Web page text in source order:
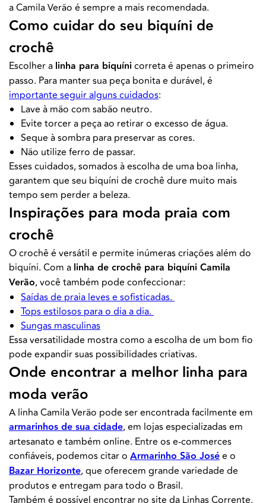
a Camila Verão é sempre a mais recomendada.
Como cuidar do seu biquíni de
crochê
Escolher a linha para biquínicorreta é apenas o primeiro
passo. Para manter sua peça bonita e durável, é
importante seguir alguns cuidados:
Lave à mão com sabão neutro.
Evite torcer a peça ao retirar o excesso de água.
Seque à sombra para preservar as cores.
Não utilize ferro de passar.
Esses cuidados, somados à escolha de uma boa linha,
garantem que seu biquíni de crochê dure muito mais
tempo sem perder a beleza.
Inspirações para moda praia com
crochê
O crochê é versátil e permite inúmeras criações além do
biquíni. Com a linha de crochê para biquíni Camila
Verão, você também pode confeccionar:
Saídas de praia leves e sofisticadas.
Tops estilosos para o dia a dia.
Sungas masculinas
Essa versatilidade mostra como a escolha de um bom fio
pode expandir suas possibilidades criativas.
Onde encontrar a melhor linha para
moda verão
A linha Camila Verão pode ser encontrada facilmente em
armarinhos de sua cidade, em lojas especializadas em
artesanato e também online. Entre os e-commerces
confiáveis, podemos citar o Armarinho São Josée o
Bazar Horizonte, que oferecem grande variedade de
produtos e entregam para todo o Brasil.
Também é possível encontrar no site da Linhas Corrente,